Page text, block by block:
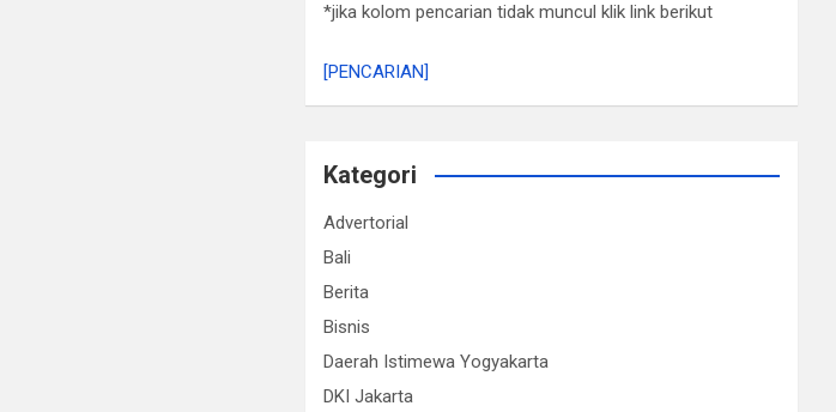
*jika kolom pencarian tidak muncul klik link berikut
[PENCARIAN]
Kategori
Advertorial
Bali
Berita
Bisnis
Daerah Istimewa Yogyakarta
DKI Jakarta